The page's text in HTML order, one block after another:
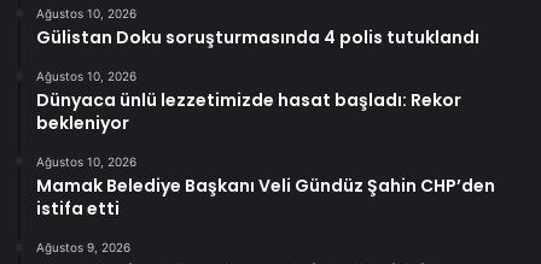
Ağustos 10, 2026
Gülistan Doku soruşturmasında 4 polis tutuklandı
Ağustos 10, 2026
Dünyaca ünlü lezzetimizde hasat başladı: Rekor
bekleniyor
Ağustos 10, 2026
Mamak Belediye Başkanı Veli Gündüz Şahin CHP’den
istifa etti
Ağustos 9, 2026